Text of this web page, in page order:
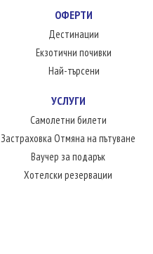
ОФЕРТИ
Дестинации
Екзотични почивки
Най-търсени
УСЛУГИ
Самолетни билети
Застраховка Отмяна на пътуване
Ваучер за подарък
Хотелски резервации